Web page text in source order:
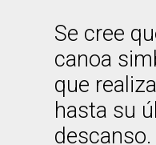
Se cree
canoa
que
hasta su